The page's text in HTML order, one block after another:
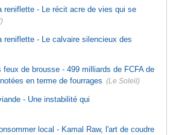
reniflette - Le récit acre de vies qui se
reniflette - Le calvaire silencieux des
feux de brousse - 499 milliards de FCFA de
en terme de fourrages (Le Soleil)
- Une instabilité qui
local - Kamal Raw, l'art de coudre